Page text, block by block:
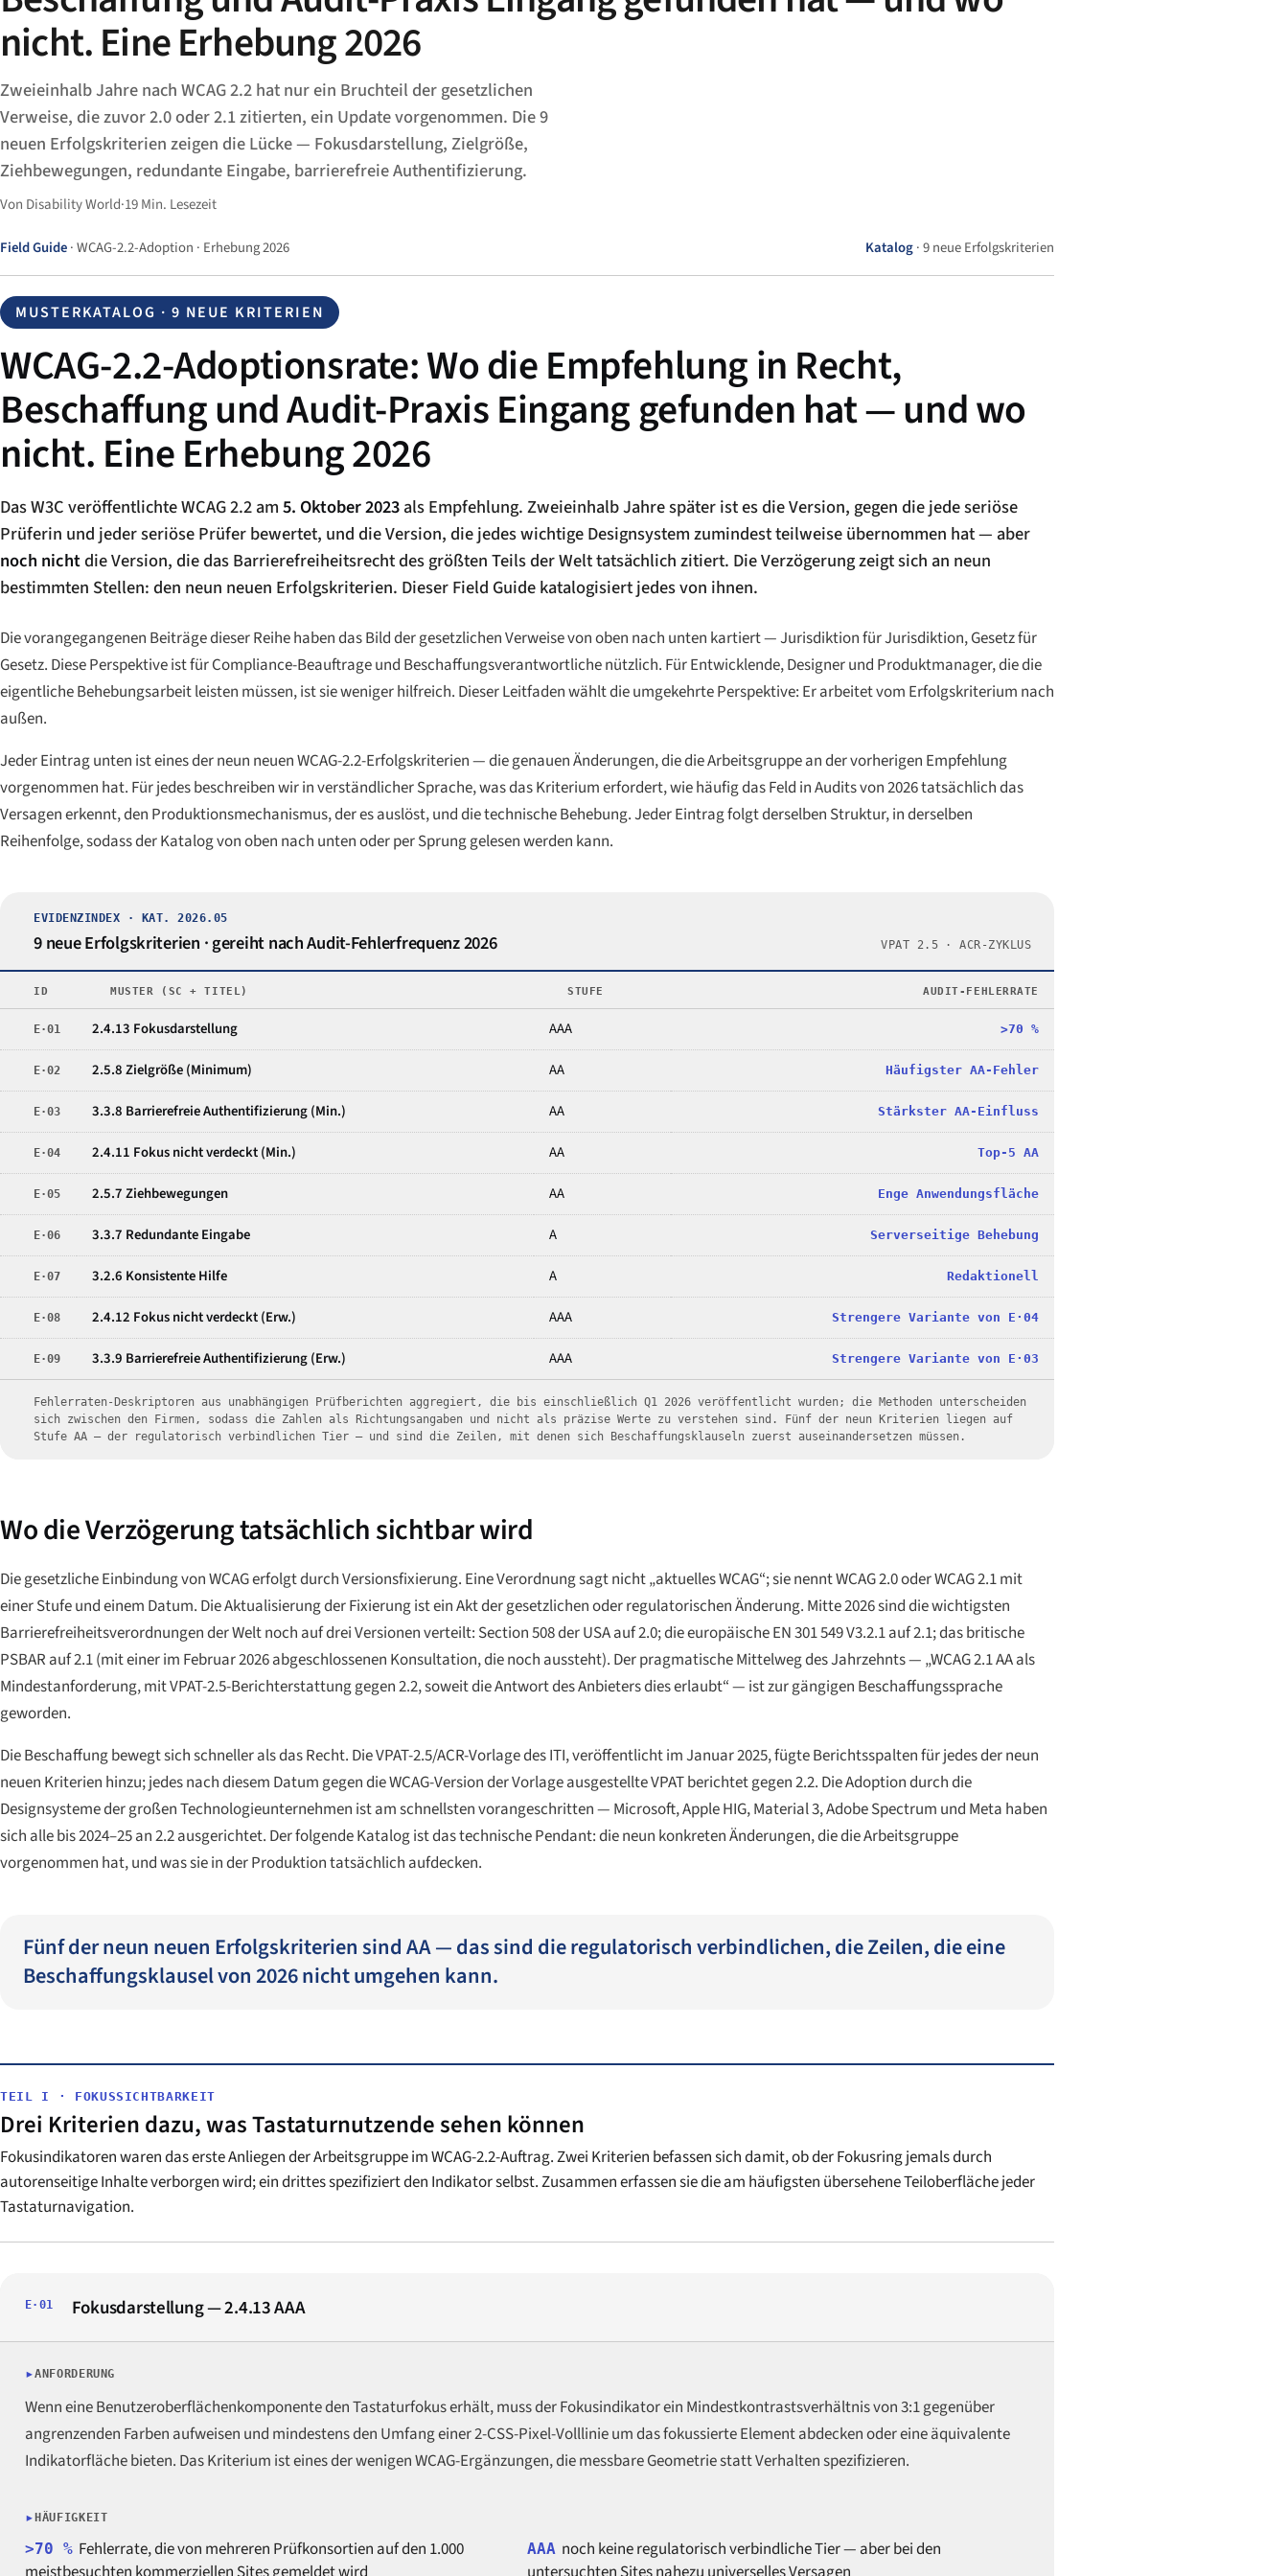
nicht. Eine Erhebung 2026
Zweieinhalb Jahre nach WCAG 2.2 hat nur ein Bruchteil der gesetzlichen
Verweise, die zuvor 2.0 oder 2.1 zitierten, ein Update vorgenommen. Die 9
neuen Erfolgskriterien zeigen die Lücke — Fokusdarstellung, Zielgröße,
Ziehbewegungen, redundante Eingabe, barrierefreie Authentifizierung.
Von Disability World·19 Min. Lesezeit
Field Guide· WCAG-2.2-Adoption · Erhebung 2026 Katalog· 9 neue Erfolgskriterien
MUSTERKATALOG · 9 NEUE KRITERIEN
WCAG-2.2-Adoptionsrate: Wo die Empfehlung in Recht,
Beschaffung und Audit-Praxis Eingang gefunden hat — und wo
nicht. Eine Erhebung 2026
Das W3C veröffentlichte WCAG 2.2 am5. Oktober 2023als Empfehlung. Zweieinhalb Jahre später ist es die Version, gegen die jede seriöse
Prüferin und jeder seriöse Prüfer bewertet, und die Version, die jedes wichtige Designsystem zumindest teilweise übernommen hat — aber
noch nichtdie Version, die das Barrierefreiheitsrecht des größten Teils der Welt tatsächlich zitiert. Die Verzögerung zeigt sich an neun
bestimmten Stellen: den neun neuen Erfolgskriterien. Dieser Field Guide katalogisiert jedes von ihnen.
Die vorangegangenen Beiträge dieser Reihe haben das Bild der gesetzlichen Verweise von oben nach unten kartiert — Jurisdiktion für Jurisdiktion, Gesetz für
Gesetz. Diese Perspektive ist für Compliance-Beauftrage und Beschaffungsverantwortliche nützlich. Für Entwicklende, Designer und Produktmanager, die die
eigentliche Behebungsarbeit leisten müssen, ist sie weniger hilfreich. Dieser Leitfaden wählt die umgekehrte Perspektive: Er arbeitet vom Erfolgskriterium nach
außen.
Jeder Eintrag unten ist eines der neun neuen WCAG-2.2-Erfolgskriterien — die genauen Änderungen, die die Arbeitsgruppe an der vorherigen Empfehlung
vorgenommen hat. Für jedes beschreiben wir in verständlicher Sprache, was das Kriterium erfordert, wie häufig das Feld in Audits von 2026 tatsächlich das
Versagen erkennt, den Produktionsmechanismus, der es auslöst, und die technische Behebung. Jeder Eintrag folgt derselben Struktur, in derselben
Reihenfolge, sodass der Katalog von oben nach unten oder per Sprung gelesen werden kann.
EVIDENZINDEX · KAT. 2026.05
9 neue Erfolgskriterien · gereiht nach Audit-Fehlerfrequenz 2026 VPAT 2.5 · ACR-ZYKLUS
ID MUSTER (SC + TITEL) STUFE AUDIT-FEHLERRATE
E·01 2.4.13 Fokusdarstellung AAA >70 %
E·02 2.5.8 Zielgröße (Minimum) AA Häufigster AA-Fehler
E·03 3.3.8 Barrierefreie Authentifizierung (Min.) AA Stärkster AA-Einfluss
E·04 2.4.11 Fokus nicht verdeckt (Min.) AA Top-5 AA
E·05 2.5.7 Ziehbewegungen AA Enge Anwendungsfläche
E·06 3.3.7 Redundante Eingabe A Serverseitige Behebung
E·07 3.2.6 Konsistente Hilfe A Redaktionell
E·08 2.4.12 Fokus nicht verdeckt (Erw.) AAA Strengere Variante von E·04
E·09 3.3.9 Barrierefreie Authentifizierung (Erw.) AAA Strengere Variante von E·03
Fehlerraten-Deskriptoren aus unabhängigen Prüfberichten aggregiert, die bis einschließlich Q1 2026 veröffentlicht wurden; die Methoden unterscheiden
sich zwischen den Firmen, sodass die Zahlen als Richtungsangaben und nicht als präzise Werte zu verstehen sind. Fünf der neun Kriterien liegen auf
Stufe AA — der regulatorisch verbindlichen Tier — und sind die Zeilen, mit denen sich Beschaffungsklauseln zuerst auseinandersetzen müssen.
Wo die Verzögerung tatsächlich sichtbar wird
Die gesetzliche Einbindung von WCAG erfolgt durch Versionsfixierung. Eine Verordnung sagt nicht „aktuelles WCAG“; sie nennt WCAG 2.0 oder WCAG 2.1 mit
einer Stufe und einem Datum. Die Aktualisierung der Fixierung ist ein Akt der gesetzlichen oder regulatorischen Änderung. Mitte 2026 sind die wichtigsten
Barrierefreiheitsverordnungen der Welt noch auf drei Versionen verteilt: Section 508 der USA auf 2.0; die europäische EN 301 549 V3.2.1 auf 2.1; das britische
PSBAR auf 2.1 (mit einer im Februar 2026 abgeschlossenen Konsultation, die noch aussteht). Der pragmatische Mittelweg des Jahrzehnts — „WCAG 2.1 AA als
Mindestanforderung, mit VPAT-2.5-Berichterstattung gegen 2.2, soweit die Antwort des Anbieters dies erlaubt“ — ist zur gängigen Beschaffungssprache
geworden.
Die Beschaffung bewegt sich schneller als das Recht. Die VPAT-2.5/ACR-Vorlage des ITI, veröffentlicht im Januar 2025, fügte Berichtsspalten für jedes der neun
neuen Kriterien hinzu; jedes nach diesem Datum gegen die WCAG-Version der Vorlage ausgestellte VPAT berichtet gegen 2.2. Die Adoption durch die
Designsysteme der großen Technologieunternehmen ist am schnellsten vorangeschritten — Microsoft, Apple HIG, Material 3, Adobe Spectrum und Meta haben
sich alle bis 2024–25 an 2.2 ausgerichtet. Der folgende Katalog ist das technische Pendant: die neun konkreten Änderungen, die die Arbeitsgruppe
vorgenommen hat, und was sie in der Produktion tatsächlich aufdecken.
Fünf der neun neuen Erfolgskriterien sind AA — das sind die regulatorisch verbindlichen, die Zeilen, die eine
Beschaffungsklausel von 2026 nicht umgehen kann.
TEIL I · FOKUSSICHTBARKEIT
Drei Kriterien dazu, was Tastaturnutzende sehen können
Fokusindikatoren waren das erste Anliegen der Arbeitsgruppe im WCAG-2.2-Auftrag. Zwei Kriterien befassen sich damit, ob der Fokusring jemals durch
autorenseitige Inhalte verborgen wird; ein drittes spezifiziert den Indikator selbst. Zusammen erfassen sie die am häufigsten übersehene Teiloberfläche jeder
Tastaturnavigation.
E·01 Fokusdarstellung — 2.4.13 AAA
ANFORDERUNG
Wenn eine Benutzeroberflächenkomponente den Tastaturfokus erhält, muss der Fokusindikator ein Mindestkontrastsverhältnis von 3:1 gegenüber
angrenzenden Farben aufweisen und mindestens den Umfang einer 2-CSS-Pixel-Volllinie um das fokussierte Element abdecken oder eine äquivalente
Indikatorfläche bieten. Das Kriterium ist eines der wenigen WCAG-Ergänzungen, die messbare Geometrie statt Verhalten spezifizieren.
HÄUFIGKEIT
>70 % Fehlerrate, die von mehreren Prüfkonsortien auf den 1.000
AAA noch keine regulatorisch verbindliche Tier — aber bei den